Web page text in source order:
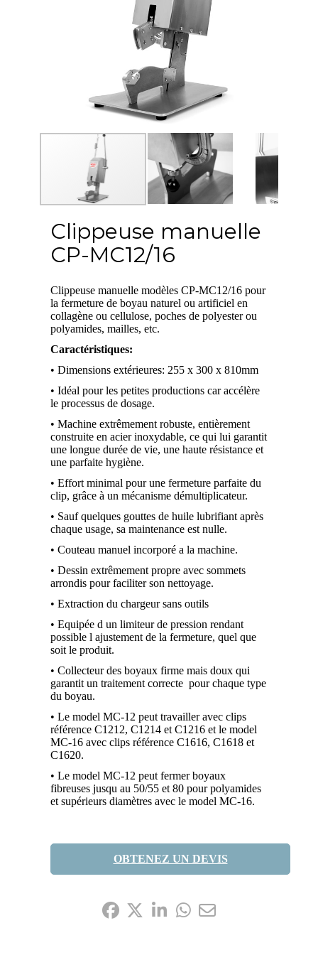
Clippeuse manuelle
CP-MC12/16
Clippeuse manuelle modèles CP-MC12/16 pour
la fermeture de boyau naturel ou artificiel en
collagène ou cellulose, poches de polyester ou
polyamides, mailles, etc.
Caractéristiques:
• Dimensions extérieures: 255 x 300 x 810mm
• Idéal pour les petites productions car accélère
le processus de dosage.
• Machine extrêmement robuste, entièrement
construite en acier inoxydable, ce qui lui garantit
une longue durée de vie, une haute résistance et
une parfaite hygiène.
• Effort minimal pour une fermeture parfaite du
clip, grâce à un mécanisme démultiplicateur.
• Sauf quelques gouttes de huile lubrifiant après
chaque usage, sa maintenance est nulle.
• Couteau manuel incorporé a la machine.
• Dessin extrêmement propre avec sommets
arrondis pour faciliter son nettoyage.
• Extraction du chargeur sans outils
• Equipée d un limiteur de pression rendant
possible l ajustement de la fermeture, quel que
soit le produit.
• Collecteur des boyaux firme mais doux qui
garantit un traitement correcte pour chaque type
du boyau.
• Le model MC-12 peut travailler avec clips
référence C1212, C1214 et C1216 et le model
MC-16 avec clips référence C1616, C1618 et
C1620.
• Le model MC-12 peut fermer boyaux
fibreuses jusqu au 50/55 et 80 pour polyamides
et supérieurs diamètres avec le model MC-16.
OBTENEZ UN DEVIS